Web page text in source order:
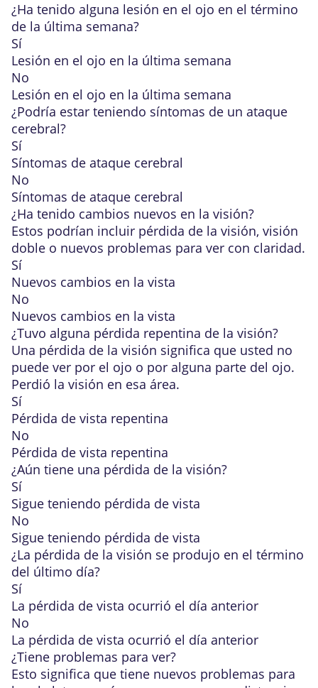
¿Ha tenido alguna lesión en el ojo en el término
de la última semana?
Sí
Lesión en el ojo en la última semana
No
Lesión en el ojo en la última semana
¿Podría estar teniendo síntomas de un ataque
cerebral?
Sí
Síntomas de ataque cerebral
No
Síntomas de ataque cerebral
¿Ha tenido cambios nuevos en la visión?
Estos podrían incluir pérdida de la visión, visión
doble o nuevos problemas para ver con claridad.
Sí
Nuevos cambios en la vista
No
Nuevos cambios en la vista
¿Tuvo alguna pérdida repentina de la visión?
Una pérdida de la visión significa que usted no
puede ver por el ojo o por alguna parte del ojo.
Perdió la visión en esa área.
Sí
Pérdida de vista repentina
No
Pérdida de vista repentina
¿Aún tiene una pérdida de la visión?
Sí
Sigue teniendo pérdida de vista
No
Sigue teniendo pérdida de vista
¿La pérdida de la visión se produjo en el término
del último día?
Sí
La pérdida de vista ocurrió el día anterior
No
La pérdida de vista ocurrió el día anterior
¿Tiene problemas para ver?
Esto significa que tiene nuevos problemas para